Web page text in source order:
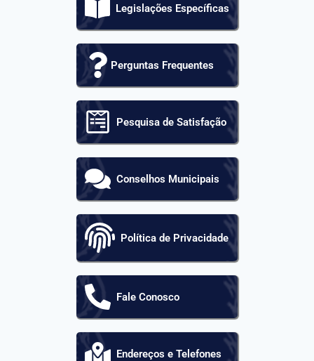
Legislações Específicas
Perguntas Frequentes
Pesquisa de Satisfação
Conselhos Municipais
Política de Privacidade
Fale Conosco
Endereços e Telefones